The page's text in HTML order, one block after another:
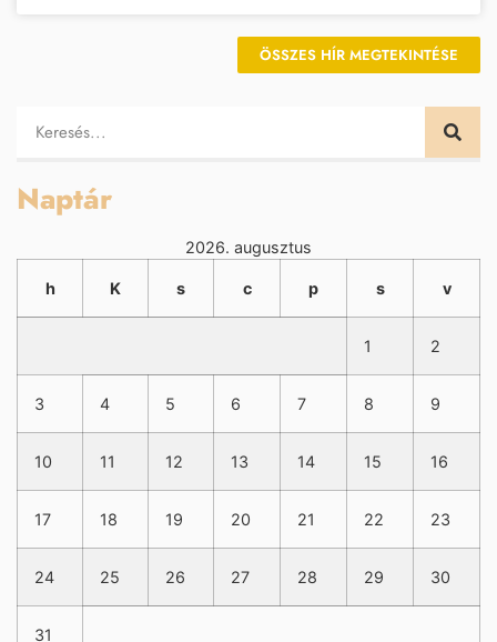
ÖSSZES HÍR MEGTEKINTÉSE
Naptár
2026. augusztus
h K s c p s v
1 2
3 4 5 6 7 8 9
10 11 12 13 14 15 16
17 18 19 20 21 22 23
24 25 26 27 28 29 30
31